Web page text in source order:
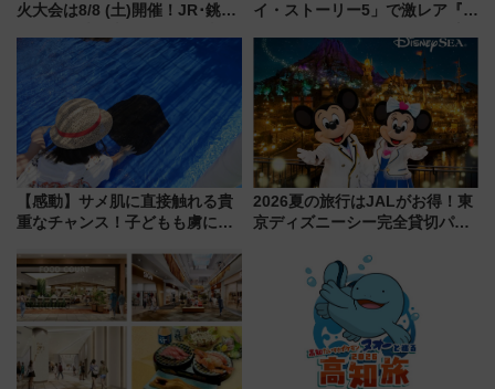
火大会は8/8 (土)開催！JR･銚子
報、利根川に咲く8,000発の大迫
力＆屋台を満喫
イ・ストーリー5」で激レア『ロ
デコレーションも徹底解説
【感動】サメ肌に直接触れる貴
重なチャンス！子どもも虜にな
メのタッチングプール」【夏休
み限定企画】
2026夏の旅行はJALがお得！東
京ディズニーシー完全貸切パー
ーン始まる 条件は「夏の国内
線に2回搭乗」